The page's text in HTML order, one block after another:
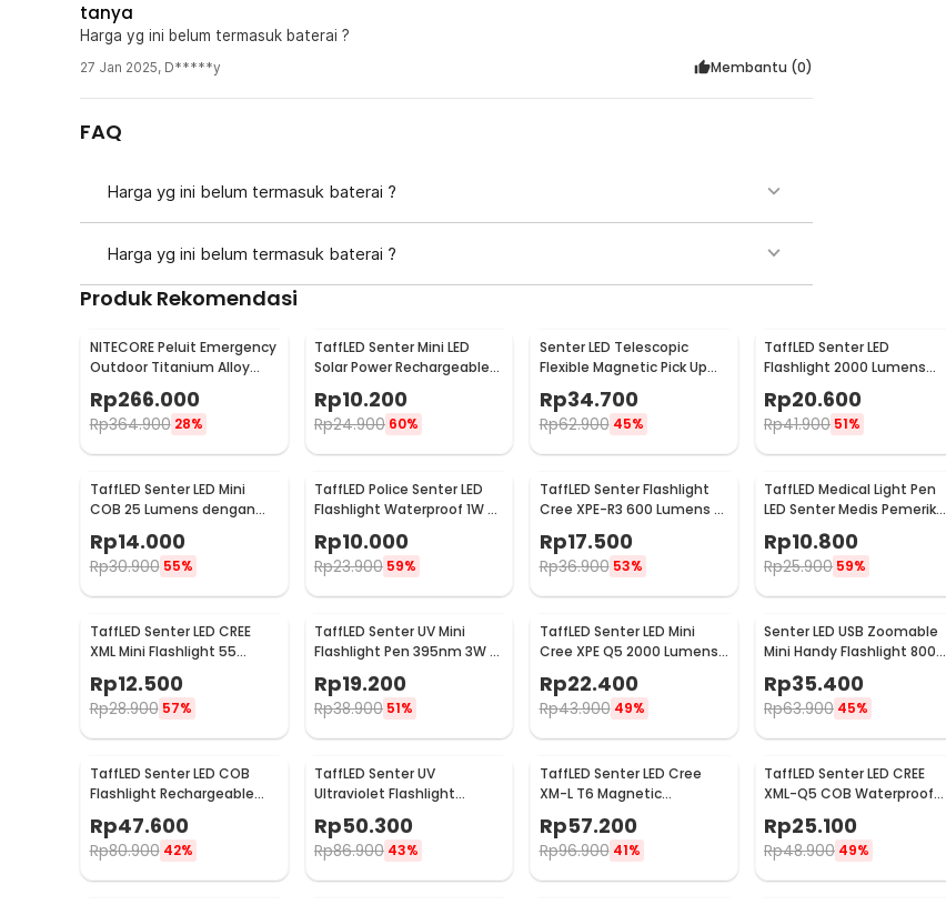
Kelengkapan Produk
Rincian yang Anda dapatkan untuk pembelian produk ini:
1 x IBEN Senter LED P35 Waterproof USB Rechargeable 2000 Lumens - P35
1 x Baterai 18350 (Khusus Varian with Battery)
tanya
Harga yg ini belum termasuk baterai ?
27 Jan 2025, D*****y Membantu (0)
FAQ
Harga yg ini belum termasuk baterai ?
Harga yg ini belum termasuk baterai ?
Produk Rekomendasi
NITECORE Peluit Emergency
Outdoor Titanium Alloy
EDC Survival 120dB - NWS10
Rp266.000
Rp364.900 28%
TaffLED Senter Mini LED
Solar Power Rechargeable
Rp10.200
Rp24.900 60%
Senter LED Telescopic
Flexible Magnetic Pick Up
Flashlight Aluminium
Rp34.700
Rp62.900 45%
TaffLED Senter LED
Flashlight 2000 Lumens
Zoom Waterproof -
Pocketman P1
Rp20.600
Rp41.900 51%
TaffLED Senter LED Mini
COB 25 Lumens dengan
Rp14.000
Rp30.900 55%
TaffLED Police Senter LED
Flashlight Waterproof 1W -
Rp10.000
Rp23.900 59%
TaffLED Senter Flashlight
Cree XPE-R3 600 Lumens -
Rp17.500
Rp36.900 53%
TaffLED Medical Light Pen
LED Senter Medis Pemeriksa
Mata - Ti4
Rp10.800
Rp25.900 59%
TaffLED Senter LED CREE
XML Mini Flashlight 55
Rp12.500
Rp28.900 57%
TaffLED Senter UV Mini
Flashlight Pen 395nm 3W -
Rp19.200
Rp38.900 51%
TaffLED Senter LED Mini
Cree XPE Q5 2000 Lumens
Rp22.400
Rp43.900 49%
Senter LED USB Zoomable
Mini Handy Flashlight 800
Lumens
Rp35.400
Rp63.900 45%
TaffLED Senter LED COB
Flashlight Rechargeable
2000 Lumens - 175A
Rp47.600
Rp80.900 42%
TaffLED Senter UV
Ultraviolet Flashlight
Waterproof 400nm 51 LED -
UV-51
Rp50.300
Rp86.900 43%
TaffLED Senter LED Cree
XM-L T6 Magnetic
Lumens - E17 COB
Rp57.200
Rp96.900 41%
TaffLED Senter LED CREE
XML-Q5 COB Waterproof
Rp25.100
Rp48.900 49%